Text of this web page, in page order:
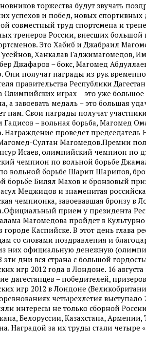
торжества будут звучать
успехов и побед, новых
совместный труд спортсмена и
тренеров России, внесших большой
Это Хабиб и Джабраил
Ханкалав Гаджимагомедов,
Джафаров – бокс, Магомед
Они получат награды из рук
правительства Республики
Олимпийских играх – это уже
а завоевать медаль – это большая
нам. Свои награды получат
Гадисов – вольная борьба, Магомед
Награждение проведет
Султан Магомедов.Премии
Исаев, олимпийский чемпион по
чемпион по вольной борьбе
вольной борьбе Шарип Шарипов,
борьбе Билял Махов и бронзовый
Меджидов и знаменитая
чемпионка, завоевавшая бронзу в
прием у президента
Магомедова пройдет в
городе Каспийске. В этот день глава
со словами поздравления и
них официальную денежную
эти дни вся страна с большой
игр 2012 года в Лондоне. 16 августа
дагестанцев – победителей,
игр 2012 в Лондоне
четырехлетия выступало
интересы не только сборной
Белоруссии, Казахстана,
Наградой за их труды стали четыре